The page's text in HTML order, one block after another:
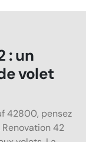
: un
volet
42800, pensez
42